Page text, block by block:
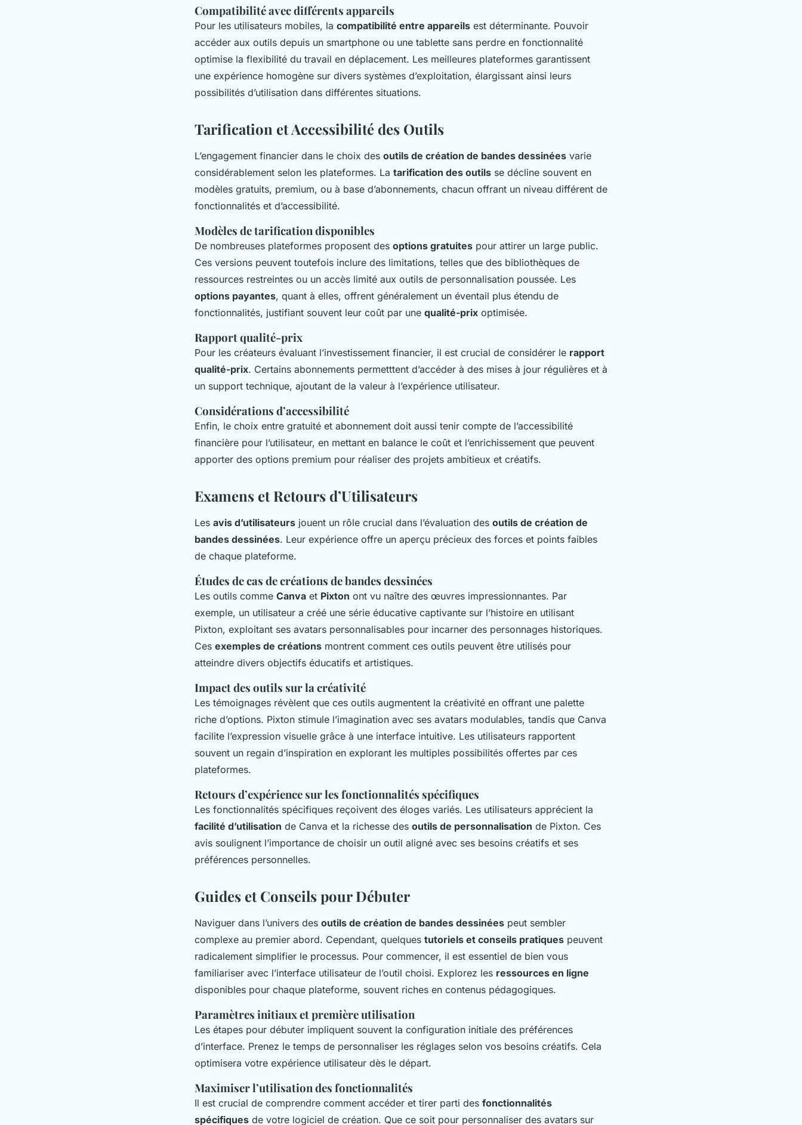
Compatibilité avec différents appareils
Pour les utilisateurs mobiles, la compatibilité entre appareils est déterminante. Pouvoir
accéder aux outils depuis un smartphone ou une tablette sans perdre en fonctionnalité
optimise la flexibilité du travail en déplacement. Les meilleures plateformes garantissent
une expérience homogène sur divers systèmes d’exploitation, élargissant ainsi leurs
possibilités d’utilisation dans différentes situations.
Tarification et Accessibilité des Outils
L’engagement financier dans le choix des outils de création de bandes dessinées varie
considérablement selon les plateformes. La tarification des outils se décline souvent en
modèles gratuits, premium, ou à base d’abonnements, chacun offrant un niveau différent de
fonctionnalités et d’accessibilité.
Modèles de tarification disponibles
De nombreuses plateformes proposent des options gratuites pour attirer un large public.
Ces versions peuvent toutefois inclure des limitations, telles que des bibliothèques de
ressources restreintes ou un accès limité aux outils de personnalisation poussée. Les
options payantes, quant à elles, offrent généralement un éventail plus étendu de
fonctionnalités, justifiant souvent leur coût par une qualité-prix optimisée.
Rapport qualité-prix
Pour les créateurs évaluant l’investissement financier, il est crucial de considérer le rapport
qualité-prix. Certains abonnements permetttent d’accéder à des mises à jour régulières et à
un support technique, ajoutant de la valeur à l’expérience utilisateur.
Considérations d’accessibilité
Enfin, le choix entre gratuité et abonnement doit aussi tenir compte de l’accessibilité
financière pour l’utilisateur, en mettant en balance le coût et l’enrichissement que peuvent
apporter des options premium pour réaliser des projets ambitieux et créatifs.
Examens et Retours d’Utilisateurs
Les avis d’utilisateurs jouent un rôle crucial dans l’évaluation des outils de création de
bandes dessinées. Leur expérience offre un aperçu précieux des forces et points faibles
de chaque plateforme.
Études de cas de créations de bandes dessinées
Les outils comme Canva et Pixton ont vu naître des œuvres impressionnantes. Par
exemple, un utilisateur a créé une série éducative captivante sur l’histoire en utilisant
Pixton, exploitant ses avatars personnalisables pour incarner des personnages historiques.
Ces exemples de créations montrent comment ces outils peuvent être utilisés pour
atteindre divers objectifs éducatifs et artistiques.
Impact des outils sur la créativité
Les témoignages révèlent que ces outils augmentent la créativité en offrant une palette
riche d’options. Pixton stimule l’imagination avec ses avatars modulables, tandis que Canva
facilite l’expression visuelle grâce à une interface intuitive. Les utilisateurs rapportent
souvent un regain d’inspiration en explorant les multiples possibilités offertes par ces
plateformes.
Retours d’expérience sur les fonctionnalités spécifiques
Les fonctionnalités spécifiques reçoivent des éloges variés. Les utilisateurs apprécient la
facilité d’utilisation de Canva et la richesse des outils de personnalisation de Pixton. Ces
avis soulignent l’importance de choisir un outil aligné avec ses besoins créatifs et ses
préférences personnelles.
Guides et Conseils pour Débuter
Naviguer dans l’univers des outils de création de bandes dessinées peut sembler
complexe au premier abord. Cependant, quelques tutoriels et conseils pratiques peuvent
radicalement simplifier le processus. Pour commencer, il est essentiel de bien vous
familiariser avec l’interface utilisateur de l’outil choisi. Explorez les ressources en ligne
disponibles pour chaque plateforme, souvent riches en contenus pédagogiques.
Paramètres initiaux et première utilisation
Les étapes pour débuter impliquent souvent la configuration initiale des préférences
d’interface. Prenez le temps de personnaliser les réglages selon vos besoins créatifs. Cela
optimisera votre expérience utilisateur dès le départ.
Maximiser l’utilisation des fonctionnalités
Il est crucial de comprendre comment accéder et tirer parti des fonctionnalités
spécifiques de votre logiciel de création. Que ce soit pour personnaliser des avatars sur